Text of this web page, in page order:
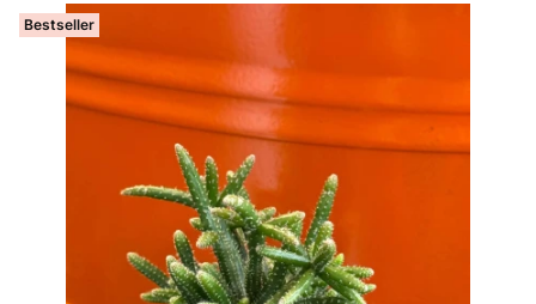
Bestseller